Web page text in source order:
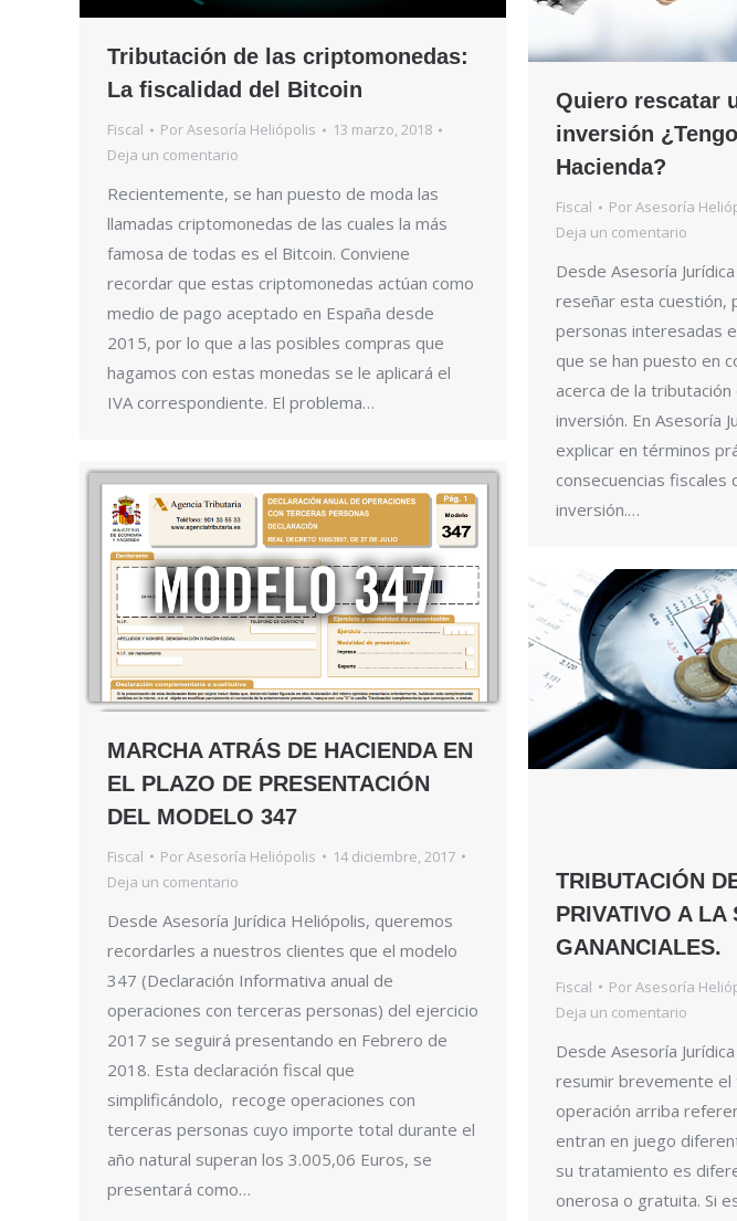
Tributación de las criptomonedas:
La fiscalidad del Bitcoin
Fiscal PorAsesoría Heliópolis
13 marzo, 2018
Deja un comentario
Recientemente, se han puesto de moda las
llamadas criptomonedas de las cuales la más
famosa de todas es el Bitcoin. Conviene
recordar que estas criptomonedas actúan como
medio de pago aceptado en España desde
2015, por lo que a las posibles compras que
hagamos con estas monedas se le aplicará el
IVA correspondiente. El problema…
Quiero rescatar
inversión
Hacienda?
Fiscal PorAsesoría
Deja un comentario
Desde Asesoría
reseñar esta cuestión,
personas interesadas
que se han puesto en
acerca de la
inversión. En Asesoría
explicar en términos
consecuencias
inversión.…
MARCHA ATRÁS DE HACIENDA EN
EL PLAZO DE PRESENTACIÓN
DEL MODELO 347
Fiscal PorAsesoría Heliópolis
14 diciembre, 2017
Deja un comentario
Desde Asesoría Jurídica Heliópolis, queremos
recordarles a nuestros clientes que el modelo
347 (Declaración Informativa anual de
operaciones con terceras personas) del ejercicio
2017 se seguirá presentando en Febrero de
2018. Esta declaración fiscal que
simplificándolo, recoge operaciones con
terceras personas cuyo importe total durante el
año natural superan los 3.005,06 Euros, se
presentará como…
TRIBUTACIÓN
PRIVATIVO A LA
GANANCIALES.
Fiscal PorAsesoría
Deja un comentario
Desde Asesoría
resumir brevemente
operación arriba
entran en juego
su tratamiento es
onerosa o gratuita. Si